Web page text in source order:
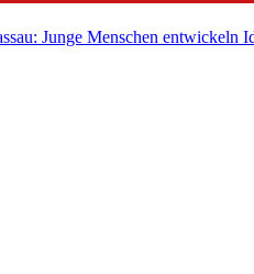
Junge Menschen entwickeln